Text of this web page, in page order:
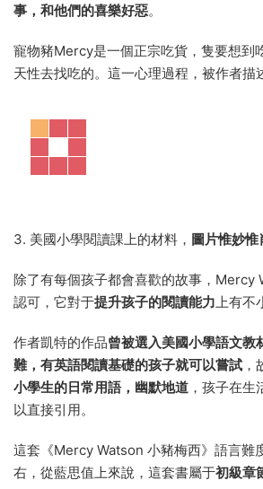
事，和他們的喜樂好惡。
寵物豬Mercy是一個正宗吃貨，隻要想到
天性去找吃的。這一心理過程，被作者描
3. 美國小學閱讀課上的材料， 圖片惟妙
除了有每個孩子都會喜歡的故事，Mercy
認可，它對于提升孩子的閱讀能力上有不
作者凱特的作品曾被選入美國小學語文教
難，有英語閱讀基礎的孩子就可以嘗試 ，
小學生的日常用語，幽默地道 ，孩子在
以直接引用。
這套《Mercy Watson 小豬梅西》語言難
右，從藍思值上來說，這套書屬于初級章